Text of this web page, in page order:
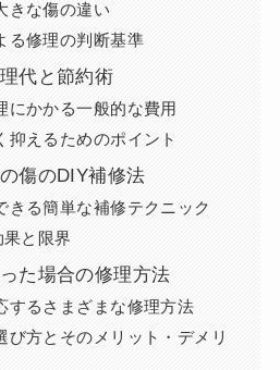
きな傷の違い
る修理の判断基準
代と節約術
にかかる一般的な費用
抑えるためのポイント
傷のDIY補修法
きる簡単な補修テクニック
と限界
た場合の修理方法
するさまざまな修理方法
び方とそのメリット・デメリ